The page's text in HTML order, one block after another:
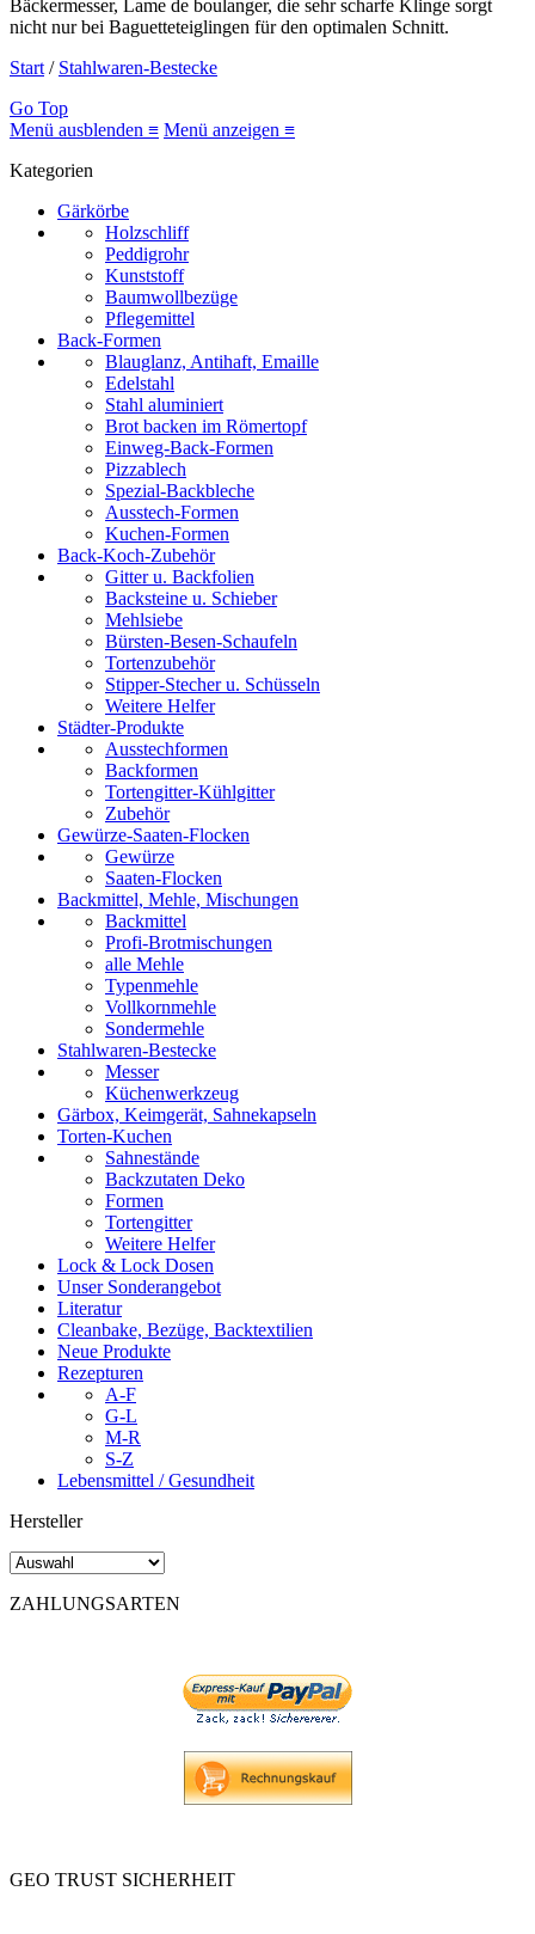
Bäckermesser, Lame de boulanger, die sehr scharfe Klinge sorgt
nicht nur bei Baguetteteiglingen für den optimalen Schnitt.
Start/ Stahlwaren-Bestecke
Go Top
Menü ausblenden ≡ Menü anzeigen ≡
Kategorien
Gärkörbe
Holzschliff
Peddigrohr
Kunststoff
Baumwollbezüge
Pflegemittel
Back-Formen
Blauglanz, Antihaft, Emaille
Edelstahl
Stahl aluminiert
Brot backen im Römertopf
Einweg-Back-Formen
Pizzablech
Spezial-Backbleche
Ausstech-Formen
Kuchen-Formen
Back-Koch-Zubehör
Gitter u. Backfolien
Backsteine u. Schieber
Mehlsiebe
Bürsten-Besen-Schaufeln
Tortenzubehör
Stipper-Stecher u. Schüsseln
Weitere Helfer
Städter-Produkte
Ausstechformen
Backformen
Tortengitter-Kühlgitter
Zubehör
Gewürze-Saaten-Flocken
Gewürze
Saaten-Flocken
Backmittel, Mehle, Mischungen
Backmittel
Profi-Brotmischungen
alle Mehle
Typenmehle
Vollkornmehle
Sondermehle
Stahlwaren-Bestecke
Messer
Küchenwerkzeug
Gärbox, Keimgerät, Sahnekapseln
Torten-Kuchen
Sahnestände
Backzutaten Deko
Formen
Tortengitter
Weitere Helfer
Lock & Lock Dosen
Unser Sonderangebot
Literatur
Cleanbake, Bezüge, Backtextilien
Neue Produkte
Rezepturen
A-F
G-L
M-R
S-Z
Lebensmittel / Gesundheit
Hersteller
ZAHLUNGSARTEN
GEO TRUST SICHERHEIT